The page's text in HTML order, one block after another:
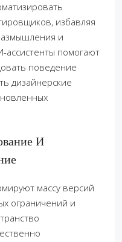
избавляя
и
ассистенты помогают
поведение
дизайнерские
И
массу версий
ограничений и